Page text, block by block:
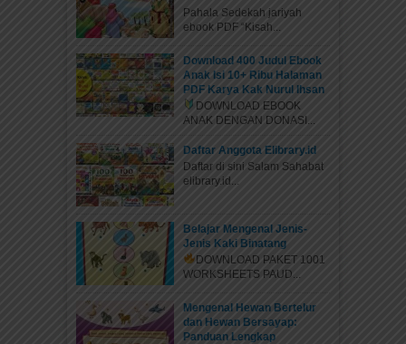
Pahala Sedekah jariyah
ebook PDF “Kisah...
Download 400 Judul Ebook
Anak Isi 10+ Ribu Halaman
PDF Karya Kak Nurul Ihsan
DOWNLOAD EBOOK
ANAK DENGAN DONASI...
Daftar Anggota Elibrary.id
Daftar di sini Salam Sahabat
elibrary.id...
Belajar Mengenal Jenis-
Jenis Kaki Binatang
DOWNLOAD PAKET 1001
WORKSHEETS PAUD...
Mengenal Hewan Bertelur
dan Hewan Bersayap:
Panduan Lengkap